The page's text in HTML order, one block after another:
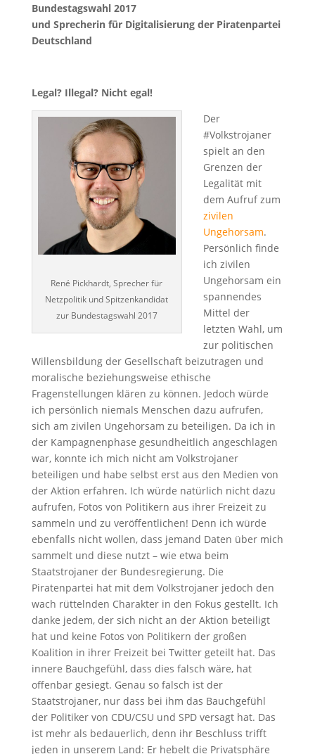
Bundestagswahl 2017
und Sprecherin für Digitalisierung der Piratenpartei
Deutschland
Legal? Illegal? Nicht egal!
René Pickhardt, Sprecher für
Netzpolitik und Spitzenkandidat
zur Bundestagswahl 2017
Der
#Volkstrojaner
spielt an den
Grenzen der
Legalität mit
dem Aufruf zum
zivilen
Ungehorsam.
Persönlich finde
ich zivilen
Ungehorsam ein
spannendes
Mittel der
letzten Wahl, um
zur politischen
Willensbildung der Gesellschaft beizutragen und
moralische beziehungsweise ethische
Fragenstellungen klären zu können. Jedoch würde
ich persönlich niemals Menschen dazu aufrufen,
sich am zivilen Ungehorsam zu beteiligen. Da ich in
der Kampagnenphase gesundheitlich angeschlagen
war, konnte ich mich nicht am Volkstrojaner
beteiligen und habe selbst erst aus den Medien von
der Aktion erfahren. Ich würde natürlich nicht dazu
aufrufen, Fotos von Politikern aus ihrer Freizeit zu
sammeln und zu veröffentlichen! Denn ich würde
ebenfalls nicht wollen, dass jemand Daten über mich
sammelt und diese nutzt – wie etwa beim
Staatstrojaner der Bundesregierung. Die
Piratenpartei hat mit dem Volkstrojaner jedoch den
wach rüttelnden Charakter in den Fokus gestellt. Ich
danke jedem, der sich nicht an der Aktion beteiligt
hat und keine Fotos von Politikern der großen
Koalition in ihrer Freizeit bei Twitter geteilt hat. Das
innere Bauchgefühl, dass dies falsch wäre, hat
offenbar gesiegt. Genau so falsch ist der
Staatstrojaner, nur dass bei ihm das Bauchgefühl
der Politiker von CDU/CSU und SPD versagt hat. Das
ist mehr als bedauerlich, denn ihr Beschluss trifft
jeden in unserem Land: Er hebelt die Privatsphäre